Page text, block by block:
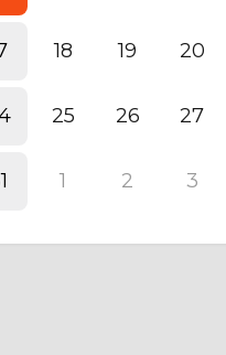
18 19 20
25 26 27
1 2 3